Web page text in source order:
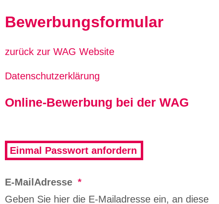
Bewerbungsformular
zurück zur WAG Website
Datenschutzerklärung
Online-Bewerbung bei der WAG
Einmal Passwort anfordern
E-MailAdresse *
Geben Sie hier die E-Mailadresse ein, an diese